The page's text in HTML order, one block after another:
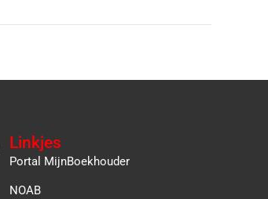
Linkjes
Portal MijnBoekhouder
NOAB